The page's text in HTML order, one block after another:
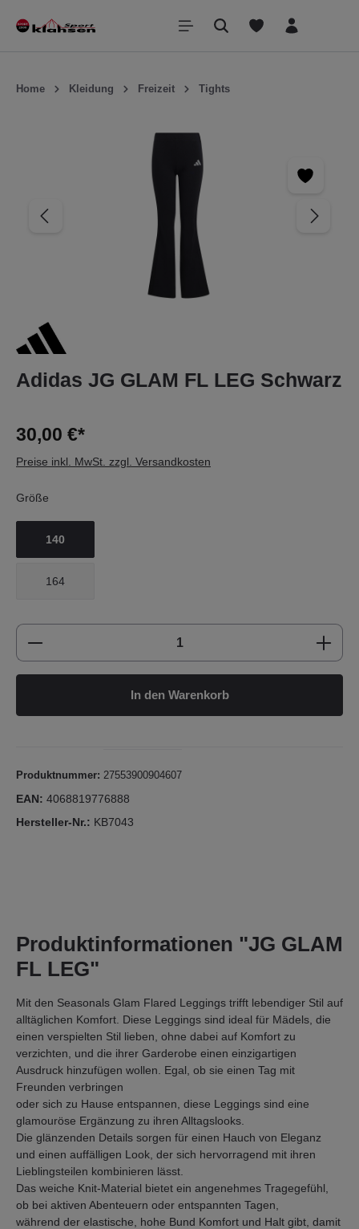
springen
Home Kleidung Freizeit Tights
Adidas JG GLAM FL LEG Schwarz
30,00 €*
Preise inkl. MwSt. zzgl. Versandkosten
Größe
140
164
Produkt Anzahl: Gib den gewünschten
In den Warenkorb
Produktnummer: 27553900904607
EAN: 4068819776888
Hersteller-Nr.: KB7043
Produktinformationen "JG GLAM
FL LEG"
Mit den Seasonals Glam Flared Leggings trifft lebendiger Stil auf
alltäglichen Komfort. Diese Leggings sind ideal für Mädels, die
einen verspielten Stil lieben, ohne dabei auf Komfort zu
verzichten, und die ihrer Garderobe einen einzigartigen
Ausdruck hinzufügen wollen. Egal, ob sie einen Tag mit
Freunden verbringen
oder sich zu Hause entspannen, diese Leggings sind eine
glamouröse Ergänzung zu ihren Alltagslooks.
Die glänzenden Details sorgen für einen Hauch von Eleganz
und einen auffälligen Look, der sich hervorragend mit ihren
Lieblingsteilen kombinieren lässt.
Das weiche Knit-Material bietet ein angenehmes Tragegefühl,
ob bei aktiven Abenteuern oder entspannten Tagen,
während der elastische, hohe Bund Komfort und Halt gibt, damit